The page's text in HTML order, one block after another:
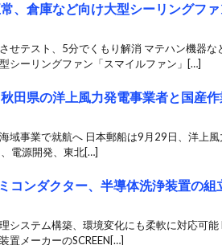
常、倉庫など向け大型シーリングフ
せテスト、5分でくもり解消 マテハン機器
シーリングファン「スマイルファン」[…]
田県の洋上風力発電事業者と国産
域事業で就航へ 日本郵船は9月29日、洋上
電源開発、東北[…]
コンダクター、半導体洗浄装置の
システム構築、環境変化にも柔軟に対応可
置メーカーのSCREEN[…]